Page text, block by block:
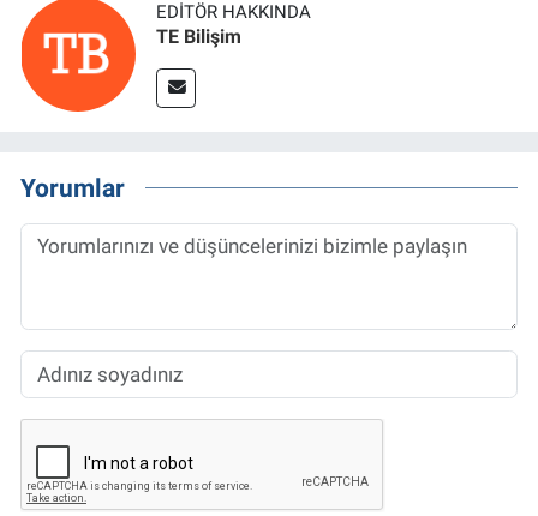
EDITÖR HAKKINDA
TE Bilişim
Yorumlar